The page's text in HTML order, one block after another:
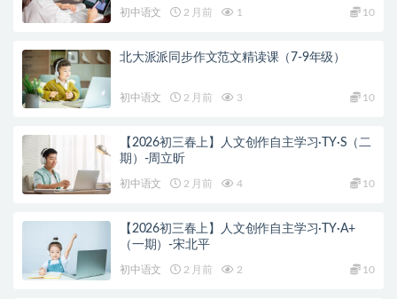
初中语文 2 月前 1 10
北大派派同步作文范文精读课（7-9年级）
初中语文 2 月前 3 10
【2026初三春上】人文创作自主学习·TY·S（二
期）-周立昕
初中语文 2 月前 4 10
【2026初三春上】人文创作自主学习·TY·A+
（一期）-宋北平
初中语文 2 月前 2 10